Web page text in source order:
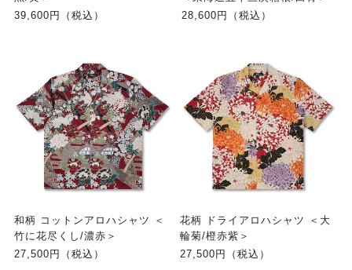
39,600円（税込）
28,600円（税込）
和柄 コットンアロハシャツ ＜
竹に花尽くし/濃赤＞
27,500円（税込）
花柄 ドライアロハシャツ ＜大
輪菊/橙赤紫＞
27,500円（税込）